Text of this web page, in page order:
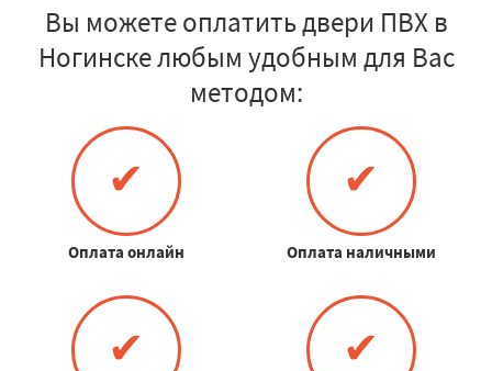
Вы можете оплатить двери ПВХ в
Ногинске любым удобным для Вас
методом:
✔
Оплата онлайн
✔
Оплата наличными
✔ ✔